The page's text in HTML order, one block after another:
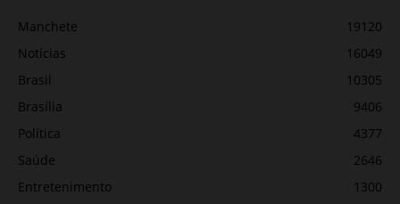
Manchete
19120
Notícias
16049
Brasil
10305
Brasília
9406
Política
4377
Saúde
2646
Entretenimento
1300